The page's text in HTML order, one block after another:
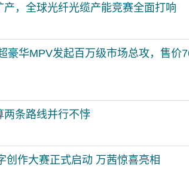
，全球光纤光缆产能竞赛全面打响
豪华MPV发起百万级市场总攻，售价
两条路线并行不悖
创作大赛正式启动 万茜惊喜亮相